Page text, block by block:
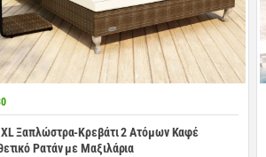
Ξαπλώστρα-Κρεβάτι 2 Ατόμων Καφέ
Ρατάν με Μαξιλάρια